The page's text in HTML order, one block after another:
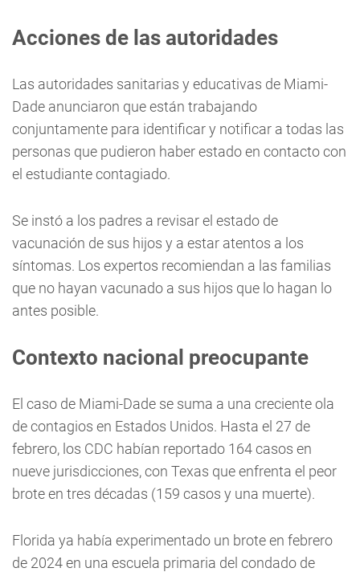
Acciones de las autoridades
Las autoridades sanitarias y educativas de Miami-
Dade anunciaron que están trabajando
conjuntamente para identificar y notificar a todas las
personas que pudieron haber estado en contacto con
el estudiante contagiado.
Se instó a los padres a revisar el estado de
vacunación de sus hijos y a estar atentos a los
síntomas. Los expertos recomiendan a las familias
que no hayan vacunado a sus hijos que lo hagan lo
antes posible.
Contexto nacional preocupante
El caso de Miami-Dade se suma a una creciente ola
de contagios en Estados Unidos. Hasta el 27 de
febrero, los CDC habían reportado 164 casos en
nueve jurisdicciones, con Texas que enfrenta el peor
brote en tres décadas (159 casos y una muerte).
Florida ya había experimentado un brote en febrero
de 2024 en una escuela primaria del condado de